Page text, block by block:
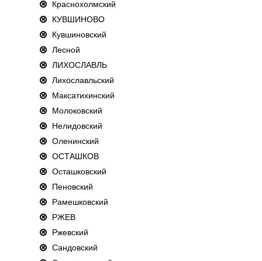
Краснохолмский
КУВШИНОВО
Кувшиновский
Лесной
ЛИХОСЛАВЛЬ
Лихославльский
Максатихинский
Молоковский
Нелидовский
Оленинский
ОСТАШКОВ
Осташковский
Пеновский
Рамешковский
РЖЕВ
Ржевский
Сандовский